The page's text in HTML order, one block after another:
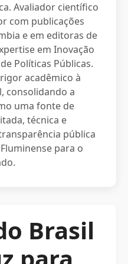
Avaliador científico
com publicações
e em editoras de
em Inovação
Políticas Públicas.
acadêmico à
consolidando a
uma fonte de
técnica e
pública
para o
Brasil